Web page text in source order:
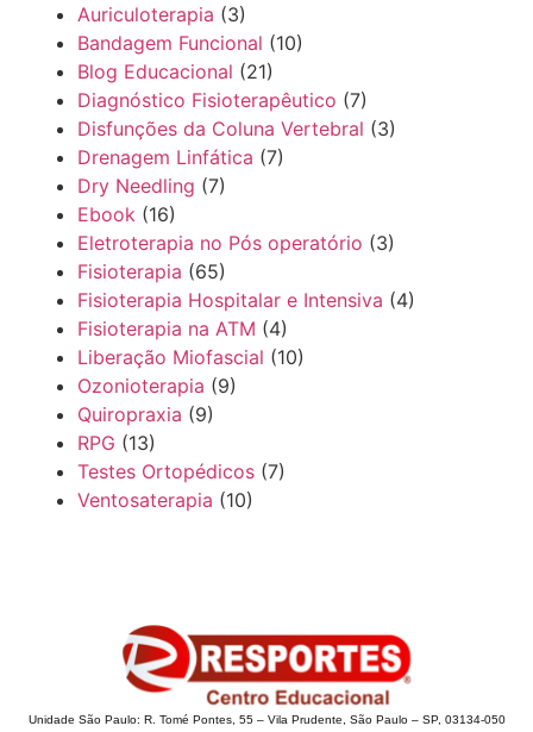
Auriculoterapia (3)
Bandagem Funcional (10)
Blog Educacional (21)
Diagnóstico Fisioterapêutico (7)
Disfunções da Coluna Vertebral (3)
Drenagem Linfática (7)
Dry Needling (7)
Ebook (16)
Eletroterapia no Pós operatório (3)
Fisioterapia (65)
Fisioterapia Hospitalar e Intensiva (4)
Fisioterapia na ATM (4)
Liberação Miofascial (10)
Ozonioterapia (9)
Quiropraxia (9)
RPG (13)
Testes Ortopédicos (7)
Ventosaterapia (10)
Unidade São Paulo: R. Tomé Pontes, 55 – Vila Prudente, São Paulo – SP, 03134-050